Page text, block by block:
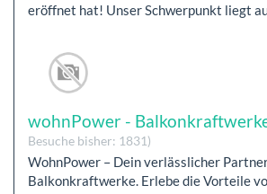
eröffnet hat! Unser Schwerpunkt liegt
wohnPower -
Besuche bisher: 1831)
WohnPower – Dein verlässlicher
Balkonkraftwerke. Erlebe die Vorteile